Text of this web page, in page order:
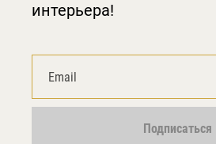
интерьера!
Подписаться